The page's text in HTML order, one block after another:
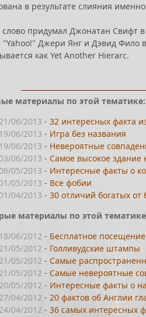
в результате слияния
придумал Джонатан Свифт
"Yahoo!" Джери Янг и Дэвид Фило
как Yet Another Hierarc.
материалы по этой тематике:
21/06/2013 -32 интересных факта
19/06/2013 - Игра без названия
19/06/2013 - Невероятные
03/06/2013 - Самое высокое здание
06/05/2013 - Интересные факты о
01/05/2013 - Все фобии
01/04/2013 -30 отличий богатых от
материалы по этой
18/06/2012 - Бесплатное
21/05/2012 - Голливудские штампы
21/05/2012 - Самые
21/05/2012 - Самые невероятные
20/05/2012 - Интересные факты о
27/04/2012 -20 фактов об Англии
24/04/2012 -36 самых интересных